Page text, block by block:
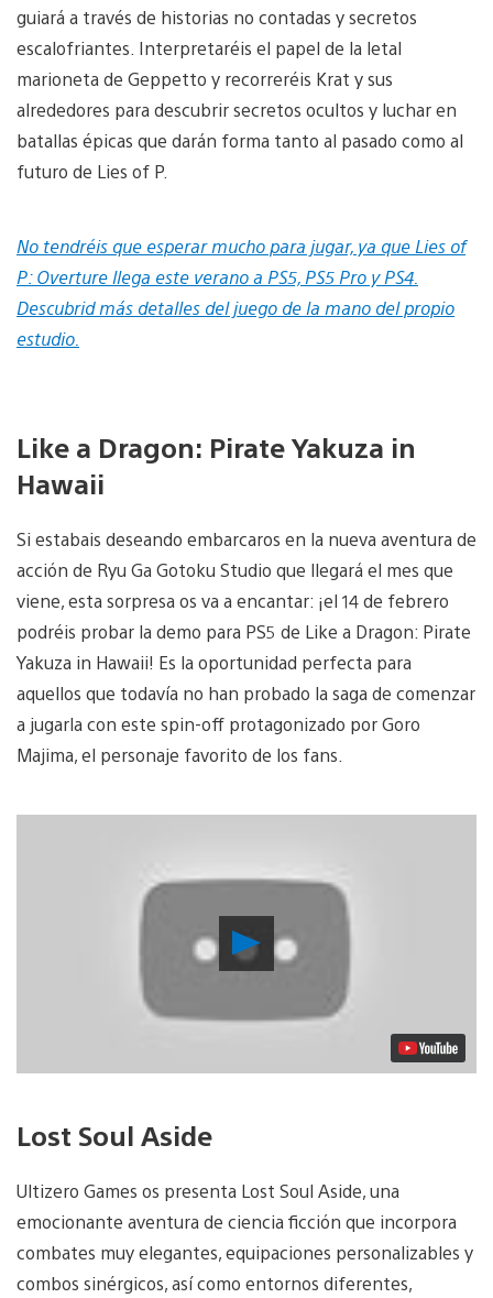
guiará a través de historias no contadas y secretos
escalofriantes. Interpretaréis el papel de la letal
marioneta de Geppetto y recorreréis Krat y sus
alrededores para descubrir secretos ocultos y luchar en
batallas épicas que darán forma tanto al pasado como al
futuro de Lies of P.
No tendréis que esperar mucho para jugar, ya que Lies of
P: Overture llega este verano a PS5, PS5 Pro y PS4.
Descubrid más detalles del juego de la mano del propio
estudio.
Like a Dragon: Pirate Yakuza in
Hawaii
Si estabais deseando embarcaros en la nueva aventura de
acción de Ryu Ga Gotoku Studio que llegará el mes que
viene, esta sorpresa os va a encantar: ¡el 14 de febrero
podréis probar la demo para PS5 de Like a Dragon: Pirate
Yakuza in Hawaii! Es la oportunidad perfecta para
aquellos que todavía no han probado la saga de comenzar
a jugarla con este spin-off protagonizado por Goro
Majima, el personaje favorito de los fans.
Reproducir
vídeo
Lost Soul Aside
Ultizero Games os presenta Lost Soul Aside, una
emocionante aventura de ciencia ficción que incorpora
combates muy elegantes, equipaciones personalizables y
combos sinérgicos, así como entornos diferentes,